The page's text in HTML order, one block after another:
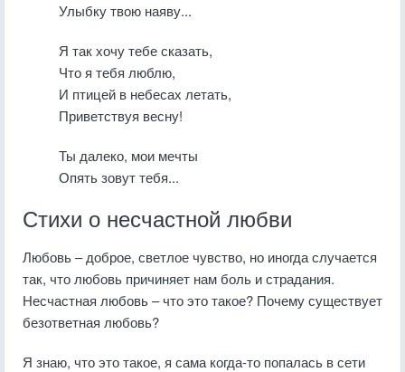
Улыбку твою наяву...
Я так хочу тебе сказать,
Что я тебя люблю,
И птицей в небесах летать,
Приветствуя весну!
Ты далеко, мои мечты
Опять зовут тебя...
Стихи о несчастной любви
Любовь – доброе, светлое чувство, но иногда случается
так, что любовь причиняет нам боль и страдания.
Несчастная любовь – что это такое? Почему существует
безответная любовь?
Я знаю, что это такое, я сама когда-то попалась в сети